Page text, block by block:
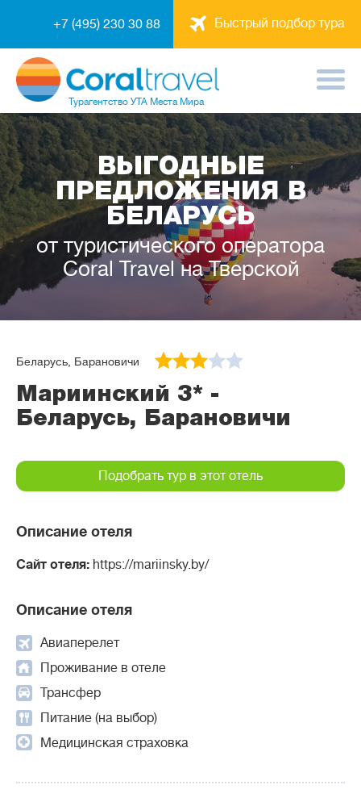
Быстрый подбор тура
+7 (495) 230 30 88
Турагентство УТА Места Мира
ВЫГОДНЫЕ
ПРЕДЛОЖЕНИЯ В
БЕЛАРУСЬ
от туристического оператора
Coral Travel на Тверской
Беларусь, Барановичи
Мариинский 3* -
Беларусь, Барановичи
Описание отеля
Сайт отеля: https://mariinsky.by/
Описание отеля
Авиаперелет
Проживание в отеле
Трансфер
Питание (на выбор)
Медицинская страховка
Подобрать тур в этот отель